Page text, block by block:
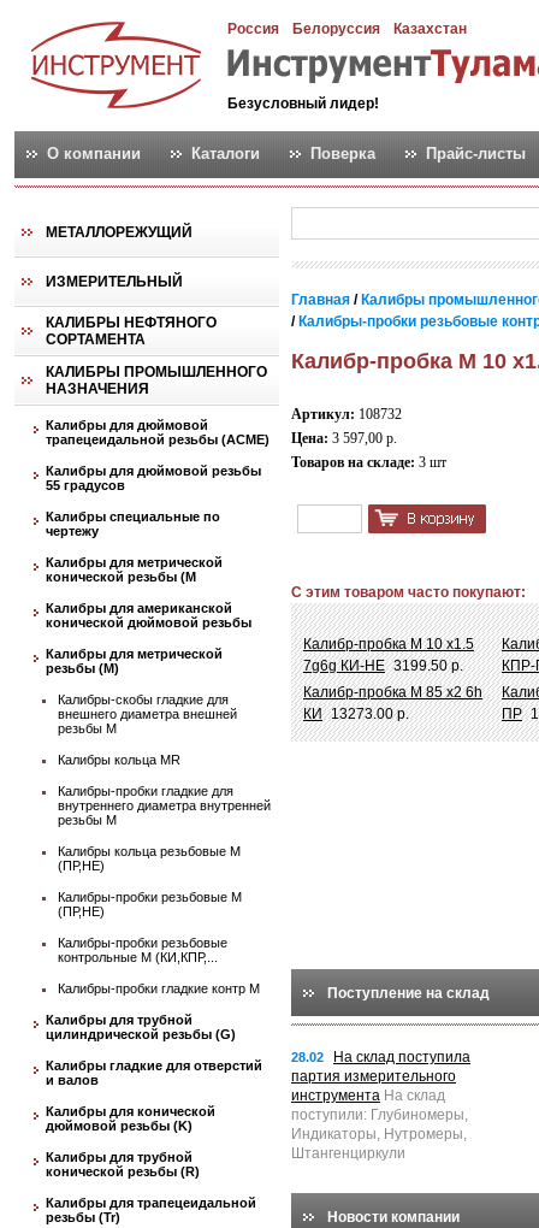
Россия Белоруссия Казахстан
Безусловный лидер!
О компании Каталоги Поверка Прайс-листы
МЕТАЛЛОРЕЖУЩИЙ
ИЗМЕРИТЕЛЬНЫЙ
КАЛИБРЫ НЕФТЯНОГО
СОРТАМЕНТА
КАЛИБРЫ ПРОМЫШЛЕННОГО
НАЗНАЧЕНИЯ
Калибры для дюймовой
трапецеидальной резьбы (АСМЕ)
Калибры для дюймовой резьбы
55 градусов
Калибры специальные по
чертежу
Калибры для метрической
конической резьбы (М
Калибры для американской
конической дюймовой резьбы
Калибры для метрической
резьбы (М)
Калибры-скобы гладкие для
внешнего диаметра внешней
резьбы М
Калибры кольца MR
Калибры-пробки гладкие для
внутреннего диаметра внутренней
резьбы М
Калибры кольца резьбовые М
(ПР,НЕ)
Калибры-пробки резьбовые М
(ПР,НЕ)
Калибры-пробки резьбовые
контрольные М (КИ,КПР,...
Калибры-пробки гладкие контр М
Калибры для трубной
цилиндрической резьбы (G)
Калибры гладкие для отверстий
и валов
Калибры для конической
дюймовой резьбы (K)
Калибры для трубной
конической резьбы (R)
Калибры для трапецеидальной
резьбы (Tr)
Главная / Калибры
/ Калибры-пробки резьбовые
Калибр-пробка М 10
Артикул: 108732
Цена: 3 597,00 р.
Товаров на складе: 3 шт
С этим товаром часто покупают:
Калибр-пробка М 10 х1.5
7g6g КИ-НЕ 3199.50 р.
Калибр-пробка М 85 х2 6h
КИ 13273.00 р.
ПР
Поступление на склад
28.02
На склад поступила
партия измерительного
инструмента На склад
поступили: Глубиномеры,
Индикаторы, Нутромеры,
Штангенциркули
Новости компании